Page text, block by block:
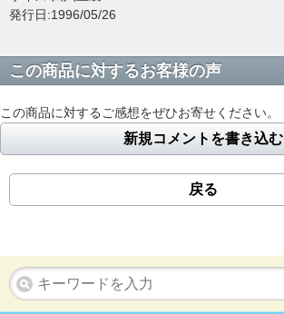
発行日:1996/05/26
この商品に対するお客様の声
この商品に対するご感想をぜひお寄せください。
新規コメントを書き込む
戻る